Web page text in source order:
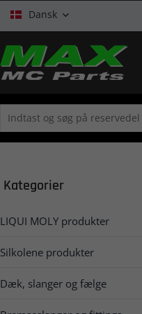
Dansk 
Kategorier
LIQUI MOLY produkter
Silkolene produkter
Dæk, slanger og fælge